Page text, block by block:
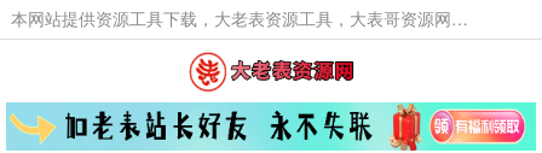
本网站提供资源工具下载，大老表资源工具，大表哥资源网软件工具，大老表资源下载，活动线报福利资源分享,活动线报，大型网游经典游戏，网络热门技术游戏辅助交流与分享。